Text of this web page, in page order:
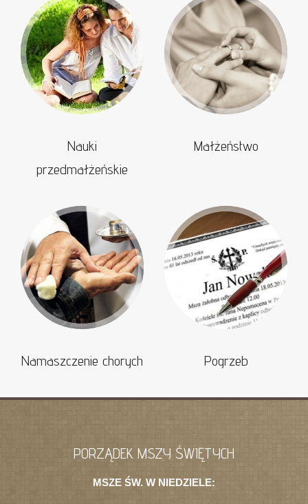
Nauki
przedmałżeńskie
Małżeństwo
Namaszczenie chorych Pogrzeb
PORZĄDEK MSZY ŚWIĘTYCH
MSZE ŚW. W NIEDZIELE: